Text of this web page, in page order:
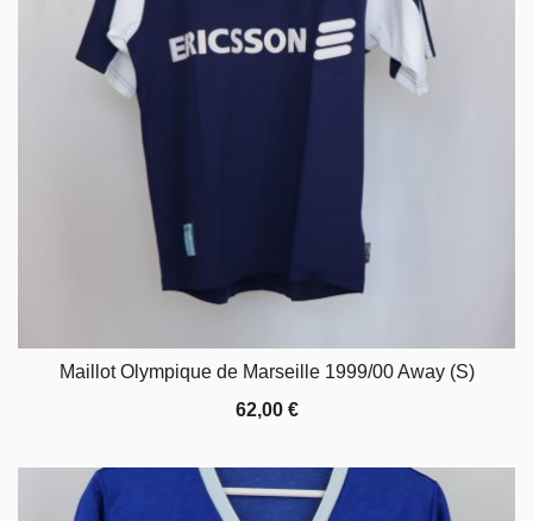
Maillot Olympique de Marseille 1999/00 Away (S)
62,00 €